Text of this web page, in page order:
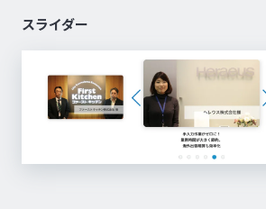
スライダー